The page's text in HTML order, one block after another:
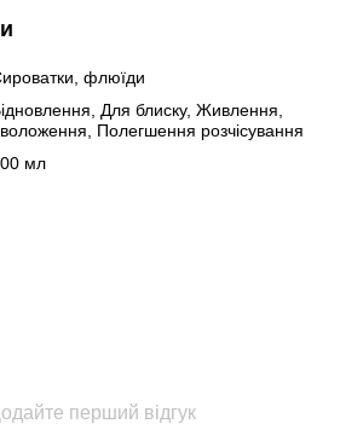
флюїди
Для блиску, Живлення,
Полегшення розчісування
мл
перший відгук